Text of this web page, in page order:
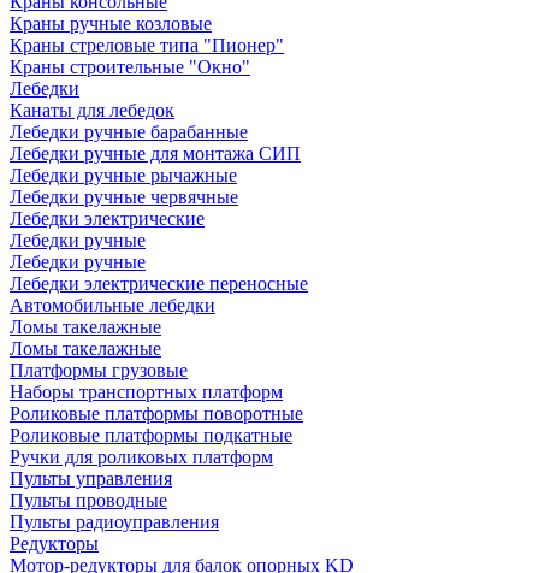
Краны ручные козловые
Краны стреловые типа "Пионер"
Краны строительные "Окно"
Лебедки
Канаты для лебедок
Лебедки ручные барабанные
Лебедки ручные для монтажа СИП
Лебедки ручные рычажные
Лебедки ручные червячные
Лебедки электрические
Лебедки ручные
Лебедки ручные
Лебедки электрические переносные
Автомобильные лебедки
Ломы такелажные
Ломы такелажные
Платформы грузовые
Наборы транспортных платформ
Роликовые платформы поворотные
Роликовые платформы подкатные
Ручки для роликовых платформ
Пульты управления
Пульты проводные
Пульты радиоуправления
Редукторы
Мотор-редукторы для балок опорных KD